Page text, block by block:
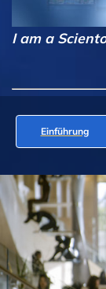
I am a
Einführung